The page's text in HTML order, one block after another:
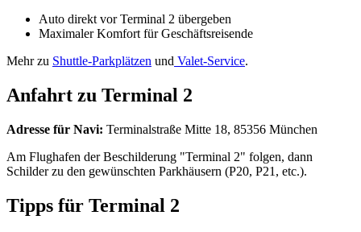
Auto direkt vor Terminal 2 übergeben
Maximaler Komfort für Geschäftsreisende
Mehr zu Shuttle-Parkplätzen und Valet-Service.
Anfahrt zu Terminal 2
Adresse für Navi: Terminalstraße Mitte 18, 85356 München
Am Flughafen der Beschilderung "Terminal 2" folgen, dann
Schilder zu den gewünschten Parkhäusern (P20, P21, etc.).
Tipps für Terminal 2